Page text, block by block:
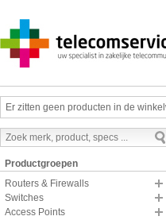
Er zitten geen producten in de
Productgroepen
Routers & Firewalls
Switches
Access Points